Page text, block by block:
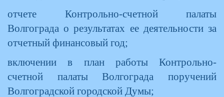
отчете Контрольно-счетной палаты
Волгограда о результатах ее деятельности за
отчетный финансовый год;
включении в план работы Контрольно-
счетной палаты Волгограда поручений
Волгоградской городской Думы;